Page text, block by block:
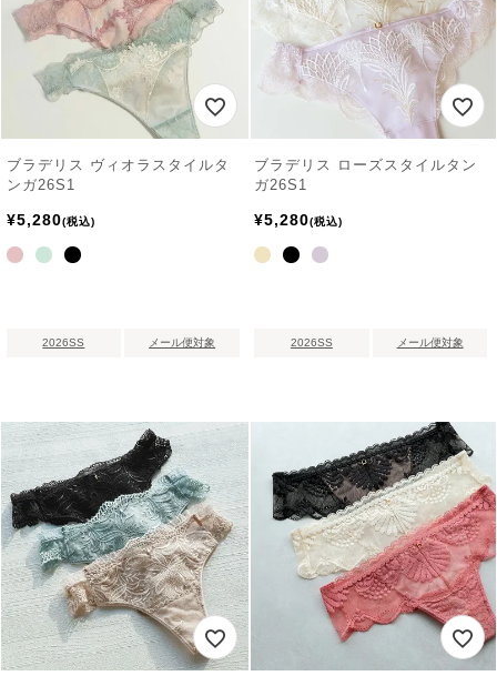
ブラデリス ヴィオラスタイルタ
ンガ26S1
¥5,280 税込
2026SS メール便対象
ブラデリス ローズスタイルタン
ガ26S1
¥5,280 税込
2026SS メール便対象